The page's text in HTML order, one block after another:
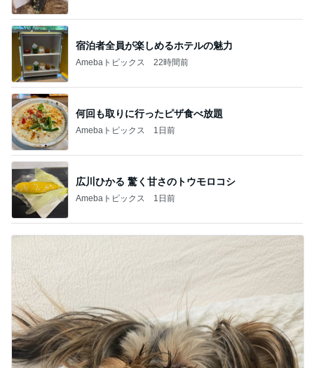
宿泊者全員が楽しめるホテルの魅力
Amebaトピックス 22時間前
何回も取りに行ったピザ食べ放題
Amebaトピックス 1日前
広川ひかる 驚く甘さのトウモロコシ
Amebaトピックス 1日前